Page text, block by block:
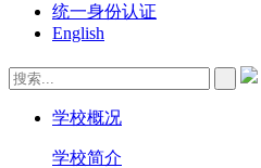
统一身份认证
English
学校概况
学校简介